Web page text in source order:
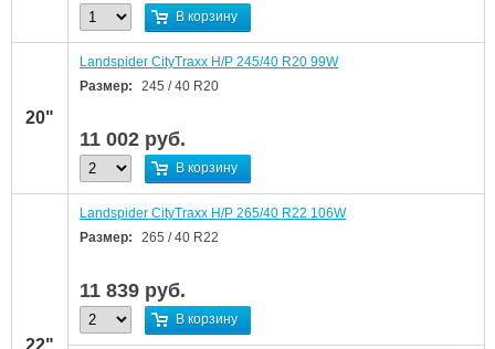
В корзину
20"
Landspider CityTraxx H/P 245/40 R20 99W
Размер:
245 / 40 R20
11 002 руб.
В корзину
22"
Landspider CityTraxx H/P 265/40 R22 106W
Размер:
265 / 40 R22
11 839 руб.
В корзину